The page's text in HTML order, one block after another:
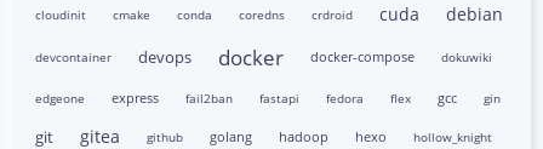
cloudinit cmake conda coredns crdroid cuda debian
devcontainer devops docker docker-compose dokuwiki
edgeone express fail2ban fastapi fedora flex gcc gin
git gitea github golang hadoop hexo hollow_knight